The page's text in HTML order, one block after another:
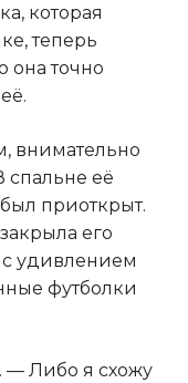
которая
теперь
она точно
внимательно
спальне её
приоткрыт.
его
удивлением
футболки
— Либо я схожу